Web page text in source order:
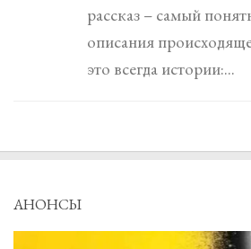
рассказ – самый
описания
это всегда истории:...
АНОНСЫ